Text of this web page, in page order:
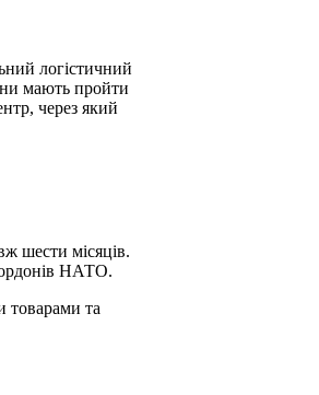
логістичний
мають пройти
через який
шести місяців.
НАТО.
товарами та